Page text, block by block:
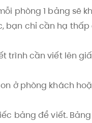
phòng 1 bảng sẽ
chỉ cần hạ
trình cần viết lên
ở phòng khách
bảng để viết.